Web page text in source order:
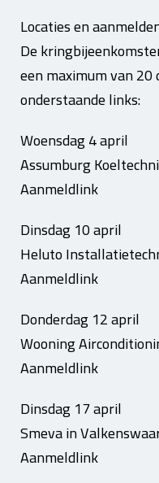
Locaties en
De
een maximum van
onderstaande links:
Woensdag 4 april
Assumburg
Aanmeldlink
Dinsdag 10 april
Heluto
Aanmeldlink
Donderdag 12 april
Wooning
Aanmeldlink
Dinsdag 17 april
Smeva in
Aanmeldlink